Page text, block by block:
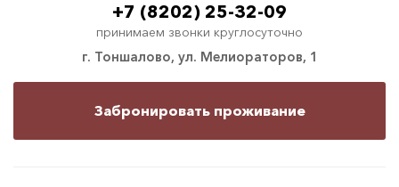
г. Тоншалово, ул. Мелиораторов, 1
+7 (8202) 25-32-09
принимаем звонки круглосуточно
Забронировать проживание